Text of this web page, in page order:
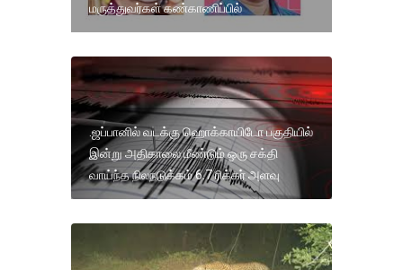
மருத்துவர்கள் கண்காணிப்பில்
.ஜப்பானில் வடக்கு ஹொக்காயிடோ பகுதியில்
இன்று அதிகாலை மீண்டும் ஒரு சக்தி
வாய்ந்த நிலநடுக்கம் 6.7 ரிக்கர் அளவு